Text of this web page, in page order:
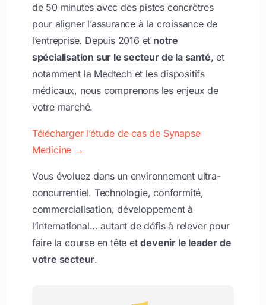
de 50 minutes avec des pistes concrètres
pour aligner l’assurance à la croissance de
l’entreprise. Depuis 2016 et notre
spécialisation sur le secteur de la santé, et
notamment la Medtech et les dispositifs
médicaux, nous comprenons les enjeux de
votre marché.
Télécharger l’étude de cas de Synapse
Medicine →
Vous évoluez dans un environnement ultra-
concurrentiel. Technologie, conformité,
commercialisation, développement à
l’international… autant de défis à relever pour
faire la course en tête etdevenir le leader de
votre secteur.